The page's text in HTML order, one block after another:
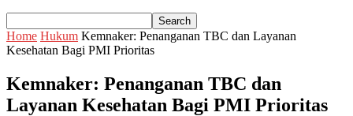
Home Hukum Kemnaker: Penanganan TBC dan Layanan
Kesehatan Bagi PMI Prioritas
Kemnaker: Penanganan TBC dan
Layanan Kesehatan Bagi PMI Prioritas